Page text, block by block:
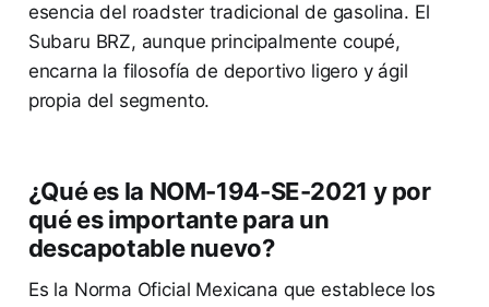
esencia del roadster tradicional de gasolina. El
Subaru BRZ, aunque principalmente coupé,
encarna la filosofía de deportivo ligero y ágil
propia del segmento.
¿Qué es la NOM-194-SE-2021 y por
qué es importante para un
descapotable nuevo?
Es la Norma Oficial Mexicana que establece los